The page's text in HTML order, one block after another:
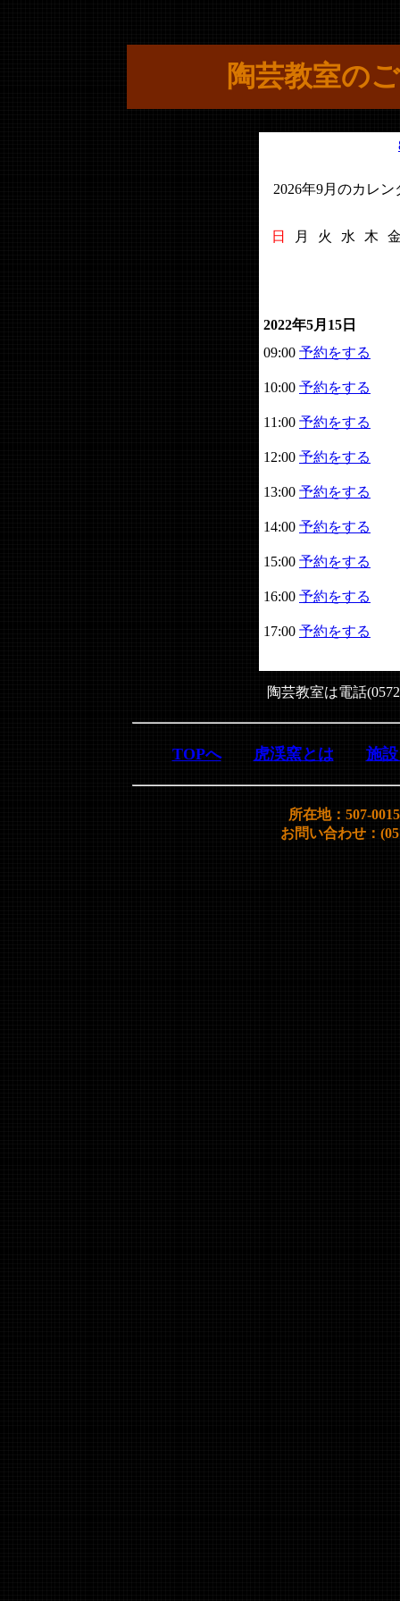
陶芸教室の
2026年9月のカレン
日 月 火 水 木
2022年5月15日
09:00 予約をする
10:00 予約をする
11:00 予約をする
12:00 予約をする
13:00 予約をする
14:00 予約をする
15:00 予約をする
16:00 予約をする
17:00 予約をする
陶芸教室は電話
TOPへ 虎渓窯とは 施
所在地：507-
お問い合わせ：